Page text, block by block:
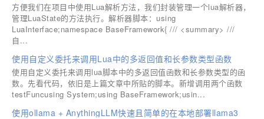
方便我们在项目中使用Lua解析方法，我们封装管理一个lua解析器，
管理LuaState的方法执行。解析器脚本：using
LuaInterface;namespace BaseFramework{ /// <summary> ///
自...
使用自定义委托来调用Lua中的多返回值和长参数类型函数
使用自定义委托来调用lua脚本中的多返回值函数和长参数类型的函
数。先看代码，依旧是上篇文章中所贴的脚本。新增调用两个函数
testFuncusing System;using BaseFramework;usin...
使用ollama + AnythingLLM快速且简单的在本地部署llama3